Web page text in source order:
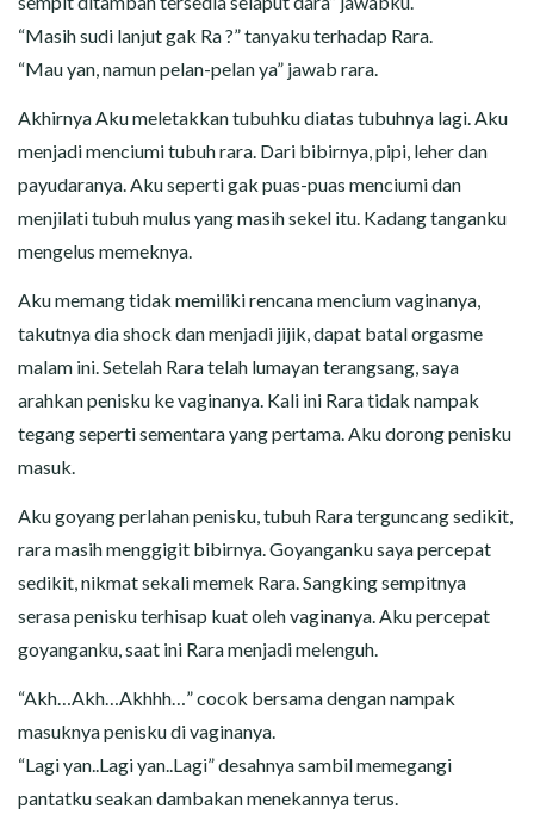
“Masih sudi lanjut gak Ra ?” tanyaku terhadap Rara.
“Mau yan, namun pelan-pelan ya” jawab rara.
Akhirnya Aku meletakkan tubuhku diatas tubuhnya lagi. Aku
menjadi menciumi tubuh rara. Dari bibirnya, pipi, leher dan
payudaranya. Aku seperti gak puas-puas menciumi dan
menjilati tubuh mulus yang masih sekel itu. Kadang tanganku
mengelus memeknya.
Aku memang tidak memiliki rencana mencium vaginanya,
takutnya dia shock dan menjadi jijik, dapat batal orgasme
malam ini. Setelah Rara telah lumayan terangsang, saya
arahkan penisku ke vaginanya. Kali ini Rara tidak nampak
tegang seperti sementara yang pertama. Aku dorong penisku
masuk.
Aku goyang perlahan penisku, tubuh Rara terguncang sedikit,
rara masih menggigit bibirnya. Goyanganku saya percepat
sedikit, nikmat sekali memek Rara. Sangking sempitnya
serasa penisku terhisap kuat oleh vaginanya. Aku percepat
goyanganku, saat ini Rara menjadi melenguh.
“Akh…Akh…Akhhh…” cocok bersama dengan nampak
masuknya penisku di vaginanya.
“Lagi yan..Lagi yan..Lagi” desahnya sambil memegangi
pantatku seakan dambakan menekannya terus.